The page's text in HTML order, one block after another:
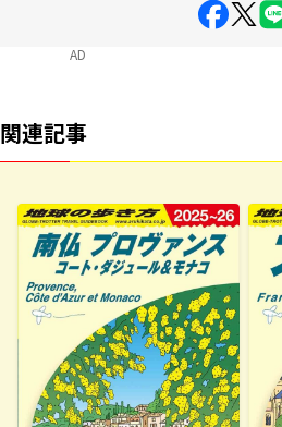
AD
関連記事